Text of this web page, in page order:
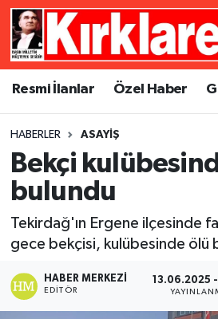
Resmi İlanlar Özel Haber
HABERLER ASAYIŞ
Bekçi
bulundu
Tekirdağ'ın Ergene ilçesinde
gece bekçisi, kulübesinde ölü
HABER MERKEZI
EDITÖR
13.06.2025
Resmi İlanlar
Gündem
Ekonomi
Siyaset
Asayiş
Dünya
Eğitim
Kültür Sanat
Künye
Gizlilik Sözleşmesi
Merkez Nöbetçi Eczaneler
Merkez Trafik Yoğunluk
Süper Lig Puan Durumu ve
Tüm Manşetler